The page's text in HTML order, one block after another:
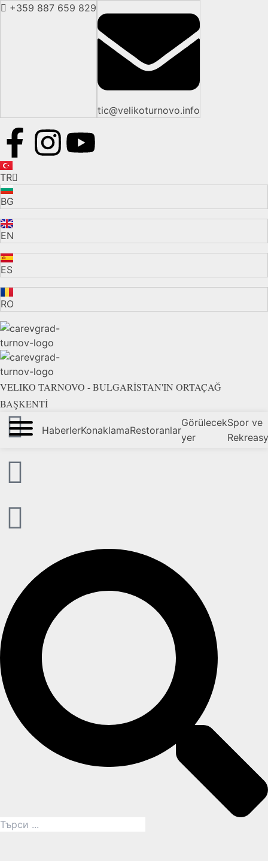
+359 887 659 829
tic@velikoturnovo.info
TR
BG
EN
ES
RO
VELIKO TARNOVO - BULGARİSTAN'IN ORTAÇAĞ
BAŞKENTİ
HaberlerKonaklamaRestoranlar
Görülecek
yer
Spor ve